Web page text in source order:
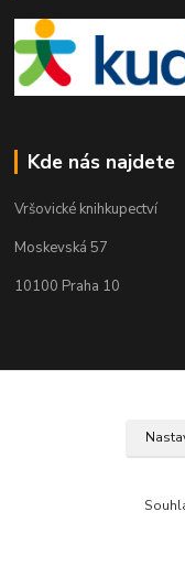
Kde nás najdete
Vršovické knihkupectví
Moskevská 57
10100 Praha 10
271 725 371